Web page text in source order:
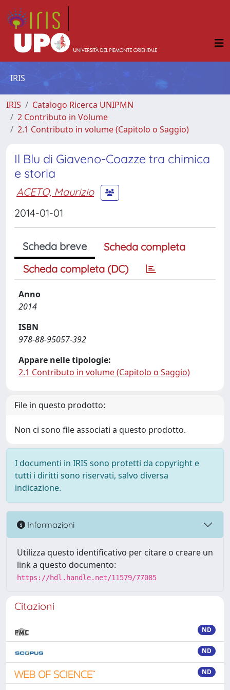
IRIS
IRIS
Catalogo Ricerca UNIPMN
2 Contributo in Volume
2.1 Contributo in volume (Capitolo o Saggio)
Il Blu di Giaveno-Coazze tra chimica
e storia
ACETO, Maurizio
2014-01-01
Scheda breve
Scheda completa
Scheda completa (DC)
Anno
2014
ISBN
978-88-95057-392
Appare nelle tipologie:
2.1 Contributo in volume (Capitolo o Saggio)
File in questo prodotto:
Non ci sono file associati a questo prodotto.
I documenti in IRIS sono protetti da copyright e
tutti i diritti sono riservati, salvo diversa
indicazione.
Informazioni
Utilizza questo identificativo per citare o creare un
link a questo documento:
https://hdl.handle.net/11579/77085
Citazioni
ND
ND
ND